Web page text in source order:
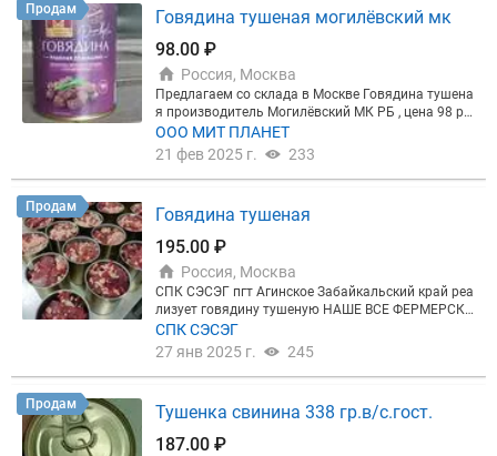
Продам
Говядина тушеная могилёвский мк
98.00 ₽
Россия, Москва
Предлагаем со склада в Москве Говядина тушена
я производитель Могилёвский МК РБ , цена 98 ру
б. безнал с НДС , отгружаем от паллета
ООО МИТ ПЛАНЕТ
21 фев 2025 г.
233
Продам
Говядина тушеная
195.00 ₽
Россия, Москва
СПК СЭСЭГ пгт Агинское Забайкальский край реа
лизует говядину тушеную НАШЕ ВСЕ ФЕРМЕРСКИ
Е ПРОДУКТЫ. 97.5% закладка. только фермерско
е мясо. только натуральные ингредиенты (нет кур
оров). ГОСТ
СПК СЭСЭГ
27 янв 2025 г.
245
Продам
Тушенка свинина 338 гр.в/с.гост.
187.00 ₽